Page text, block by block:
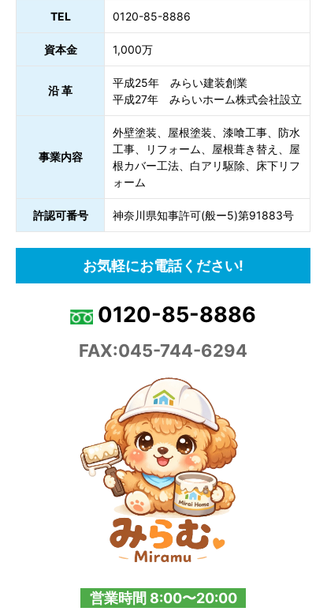
TEL 0120-85-8886
資本金 1,000万
沿 革
平成25年 みらい建装創業
平成27年 みらいホーム株式会社設立
事業内容
外壁塗装、屋根塗装、漆喰工事、防水
工事、リフォーム、屋根葺き替え、屋
根カバー工法、白アリ駆除、床下リフ
ォーム
許認可番号 神奈川県知事許可(般ー5)第91883号
お気軽にお電話ください!
0120-85-8886
FAX:045-744-6294
営業時間 8:00〜20:00